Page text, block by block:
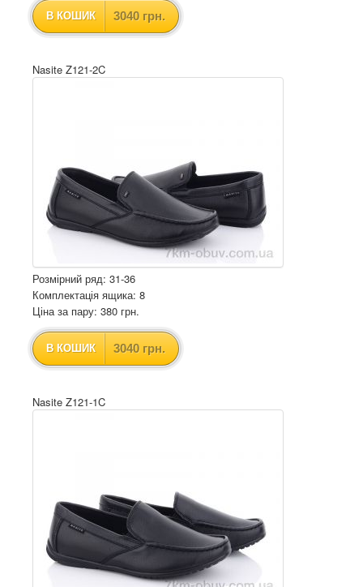
В КОШИК 3040 грн.
Nasite Z121-2C
Розмірний ряд: 31-36
Комплектація ящика: 8
Ціна за пару: 380 грн.
В КОШИК 3040 грн.
Nasite Z121-1C